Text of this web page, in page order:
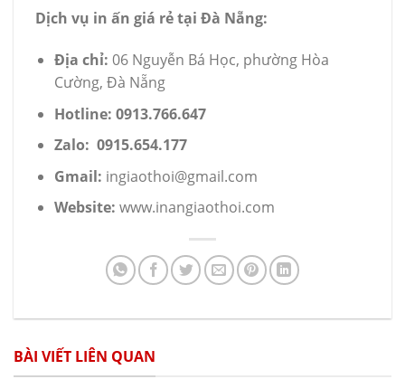
Dịch vụ in ấn giá rẻ tại Đà Nẵng:
Địa chỉ: 06 Nguyễn Bá Học, phường Hòa
Cường, Đà Nẵng
Hotline: 0913.766.647
Zalo: 0915.654.177
Gmail: ingiaothoi@gmail.com
Website: www.inangiaothoi.com
BÀI VIẾT LIÊN QUAN